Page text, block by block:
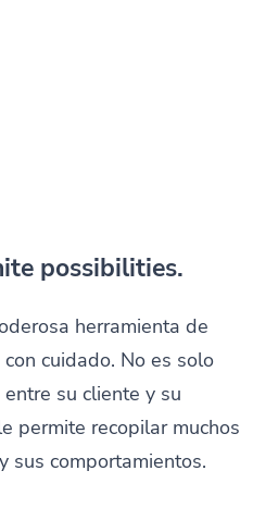
possibilities.
herramienta de
cuidado. No es solo
su cliente y su
permite recopilar muchos
sus comportamientos.